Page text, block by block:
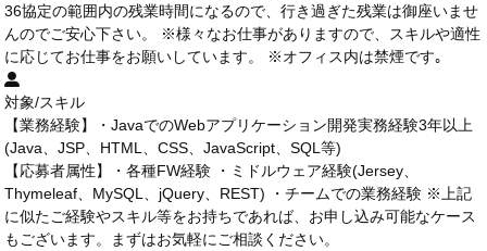
36協定の範囲内の残業時間になるので、行き過ぎた残業は御座いませ
んのでご安心下さい。 ※様々なお仕事がありますので、スキルや適性
に応じてお仕事をお願いしています。 ※オフィス内は禁煙です｡
対象/スキル
【業務経験】・JavaでのWebアプリケーション開発実務経験3年以上
(Java、JSP、HTML、CSS、JavaScript、SQL等)
【応募者属性】・各種FW経験 ・ミドルウェア経験(Jersey、
Thymeleaf、MySQL、jQuery、REST) ・チームでの業務経験 ※上記
に似たご経験やスキル等をお持ちであれば、お申し込み可能なケース
もございます。まずはお気軽にご相談ください。